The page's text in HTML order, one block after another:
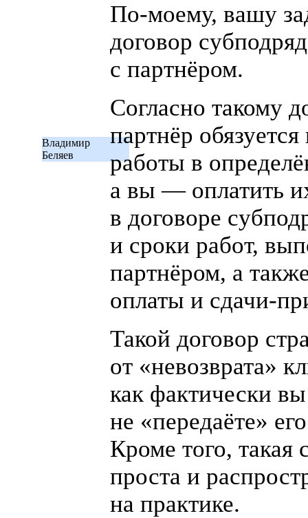
Владимир
Беляев
По-моему, вашу
договор
с партнёром.
Согласно такому
партнёр
работы в
а вы — оплатить
в договоре
и сроки работ,
партнёром, а
оплаты и сдачи-
Такой договор
от «невозврата»
как фактически вы
не «передаёте»
Кроме того, такая
проста и
на практике.